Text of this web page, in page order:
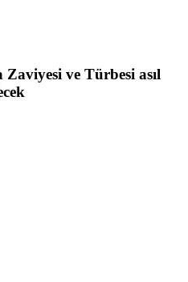
ve Türbesi asıl